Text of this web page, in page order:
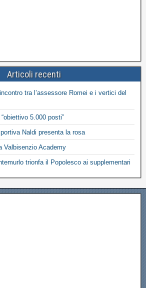
Articoli recenti
tra l’assessore Romei e i vertici del
5.000 posti”
Naldi presenta la rosa
Valbisenzio Academy
trionfa il Popolesco ai supplementari